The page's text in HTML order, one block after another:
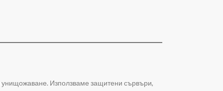
унищожаване. Използваме защитени сървъри,